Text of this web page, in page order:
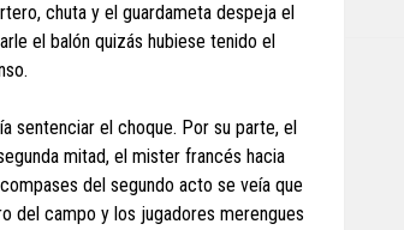
chuta y el guardameta despeja el
el balón quizás hubiese tenido el
sentenciar el choque. Por su parte, el
mitad, el mister francés hacia
del segundo acto se veía que
del campo y los jugadores merengues